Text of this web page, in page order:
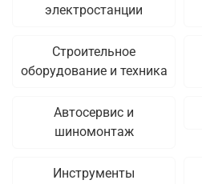
электростанции
Строительное
оборудование и техника
Автосервис и
шиномонтаж
Инструменты